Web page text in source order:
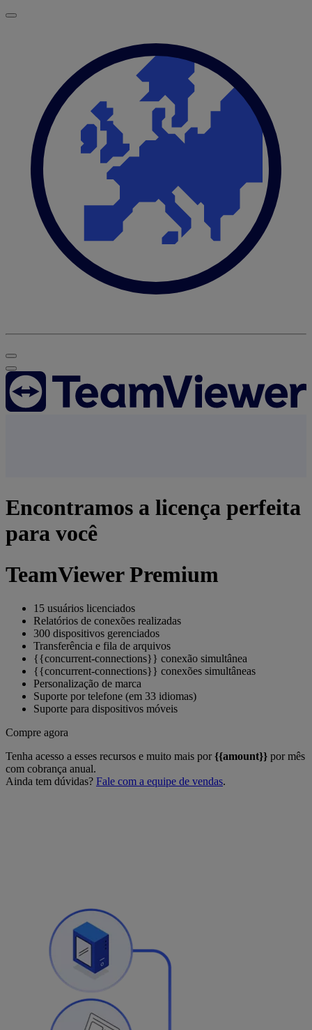
Encontramos a licença perfeita
para você
TeamViewer Premium
15 usuários licenciados
Relatórios de conexões realizadas
300 dispositivos gerenciados
Transferência e fila de arquivos
{{concurrent-connections}} conexão simultânea
{{concurrent-connections}} conexões simultâneas
Personalização de marca
Suporte por telefone (em 33 idiomas)
Suporte para dispositivos móveis
Compre agora
Tenha acesso a esses recursos e muito mais por{{amount}} por mês
com cobrança anual.
Ainda tem dúvidas? Fale com a equipe de vendas.